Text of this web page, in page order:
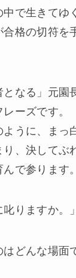
中で生きてゆ
合格の切符を
となる」元園
ーズです。
うに、まっ
、決してぶ
で参ります。
りますか。」
はどんな場面